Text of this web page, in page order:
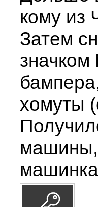
кому из
Затем
значком
хомуты
машины,